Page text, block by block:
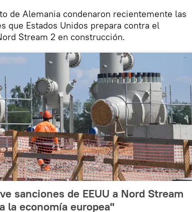
de Alemania condenaron recientemente las
que Estados Unidos prepara contra el
Stream 2 en construcción.
sanciones de EEUU a Nord Stream
la economía europea"